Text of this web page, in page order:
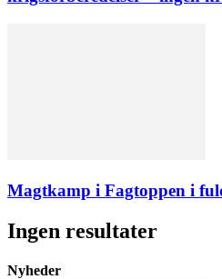
Magtkamp i Fagtoppen i
Ingen resultater
Nyheder